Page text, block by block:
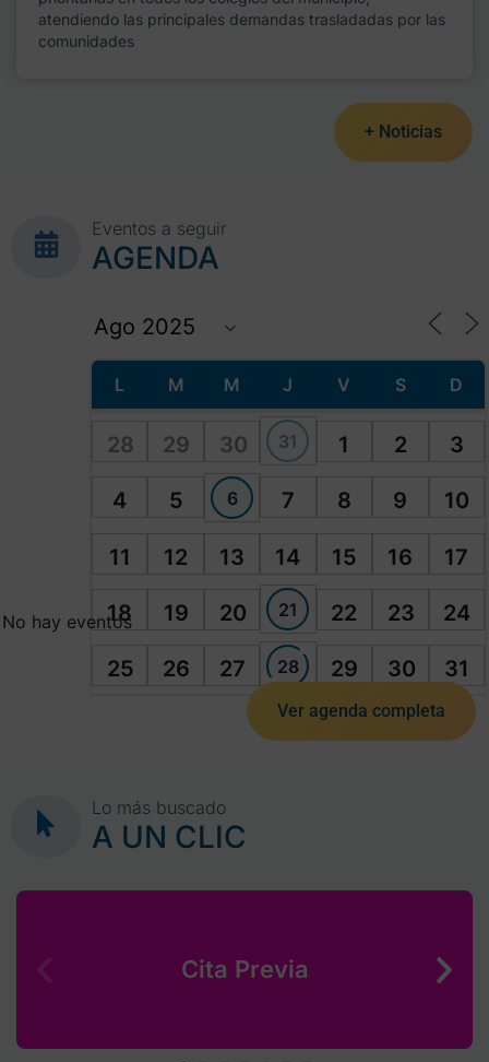
atendiendo las principales demandas trasladadas por las
comunidades
+ Noticias
Eventos a seguir
AGENDA
L M M J V S D
28 29 30 31 1 2 3
4 5 6 7 8 9 10
11 12 13 14 15 16 17
18 19 20 21 22 23 24
25 26 27 28 29 30 31
No hay eventos
Ver agenda completa
Lo más buscado
A UN CLIC
Cita Previa